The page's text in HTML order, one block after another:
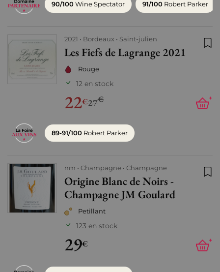
90/100Wine Spectator 91/100 Robert Parker
2021 Bordeaux Saint-julien
Les Fiefs de Lagrange 2021
Rouge
12 en stock
22€27€ +
89-91/100 Robert Parker
nm Champagne Champagne
Origine Blanc de Noirs -
Champagne JM Goulard
Petillant
123 en stock
29€ +